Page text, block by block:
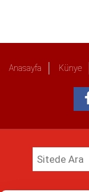
Anasayfa Künye